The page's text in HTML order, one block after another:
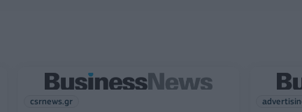
csrnews.gr